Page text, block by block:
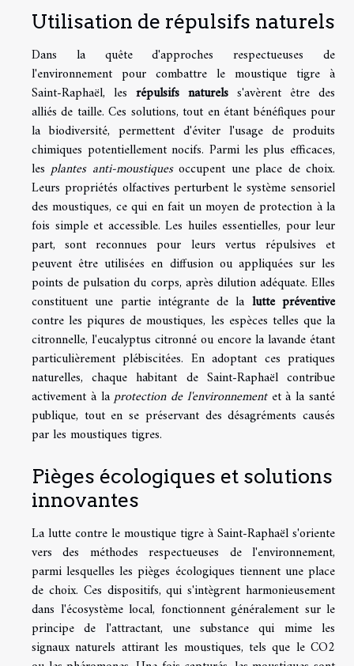
Utilisation de répulsifs naturels
Dans la quête d'approches respectueuses de
l'environnement pour combattre le moustique tigre à
Saint-Raphaël, les répulsifs naturels s'avèrent être des
alliés de taille. Ces solutions, tout en étant bénéfiques pour
la biodiversité, permettent d'éviter l'usage de produits
chimiques potentiellement nocifs. Parmi les plus efficaces,
lesplantes anti-moustiquesoccupent une place de choix.
Leurs propriétés olfactives perturbent le système sensoriel
des moustiques, ce qui en fait un moyen de protection à la
fois simple et accessible. Les huiles essentielles, pour leur
part, sont reconnues pour leurs vertus répulsives et
peuvent être utilisées en diffusion ou appliquées sur les
points de pulsation du corps, après dilution adéquate. Elles
constituent une partie intégrante de la lutte préventive
contre les piqures de moustiques, les espèces telles que la
citronnelle, l'eucalyptus citronné ou encore la lavande étant
particulièrement plébiscitées. En adoptant ces pratiques
naturelles, chaque habitant de Saint-Raphaël contribue
activement à laprotection de l'environnementet à la santé
publique, tout en se préservant des désagréments causés
par les moustiques tigres.
Pièges écologiques et solutions
innovantes
La lutte contre le moustique tigre à Saint-Raphaël s'oriente
vers des méthodes respectueuses de l'environnement,
parmi lesquelles les pièges écologiques tiennent une place
de choix. Ces dispositifs, qui s'intègrent harmonieusement
dans l'écosystème local, fonctionnent généralement sur le
principe de l'attractant, une substance qui mime les
signaux naturels attirant les moustiques, tels que le CO2